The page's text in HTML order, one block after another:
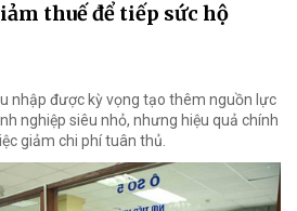
thuế để tiếp sức hộ
nhập được kỳ vọng tạo thêm nguồn lực
nghiệp siêu nhỏ, nhưng hiệu quả chính
giảm chi phí tuân thủ.